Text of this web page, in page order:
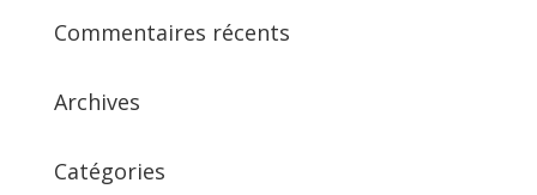
Commentaires récents
Archives
Catégories